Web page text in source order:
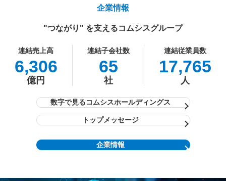
企業情報
"つながり" を支えるコムシスグループ
連結売上高
6,306
億円
連結子会社数
65
社
連結従業員数
17,765
人
数字で見るコムシスホールディングス
トップメッセージ
企業情報